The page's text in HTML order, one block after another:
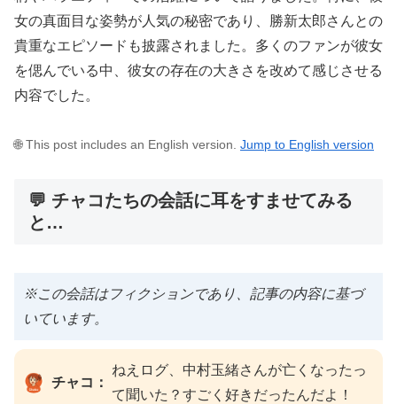
女の真面目な姿勢が人気の秘密であり、勝新太郎さんとの
貴重なエピソードも披露されました。多くのファンが彼女
を偲んでいる中、彼女の存在の大きさを改めて感じさせる
内容でした。
🌐 This post includes an English version. Jump to English version
💬 チャコたちの会話に耳をすませてみる
と…
※この会話はフィクションであり、記事の内容に基づ
いています。
チャコ：
ねえログ、中村玉緒さんが亡くなったっ
て聞いた？すごく好きだったんだよ！